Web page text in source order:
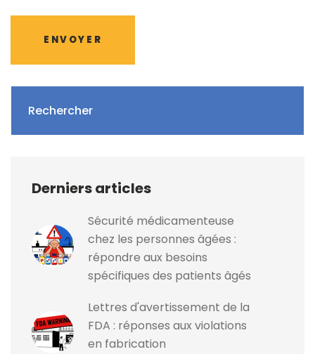
ENVOYER
Rechercher
Derniers articles
Sécurité médicamenteuse
chez les personnes âgées :
répondre aux besoins
spécifiques des patients âgés
Lettres d'avertissement de la
FDA : réponses aux violations
en fabrication